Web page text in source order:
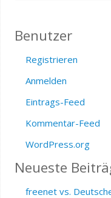
Benutzer
Registrieren
Anmelden
Eintrags-Feed
Kommentar-Feed
WordPress.org
Neueste
freenet vs.